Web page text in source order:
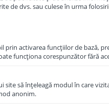
de dvs. sau culese în urma
prin activarea funcţiilor de bază,
funcţiona corespunzător fără
să înţeleagă modul în care
anonim.